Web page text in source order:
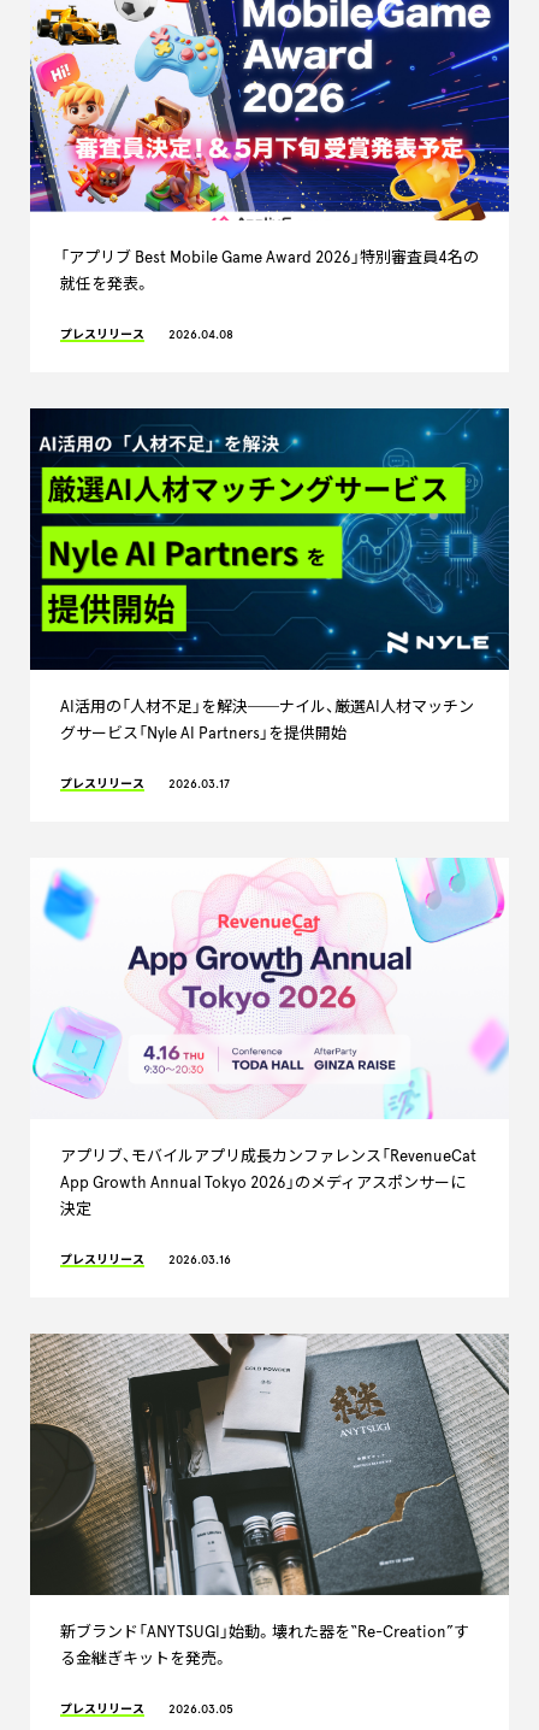
「アプリブ Best Mobile Game Award 2026」特別審査員4名の
就任を発表。
プレスリリース 2026.04.08
AI活用の「人材不足」を解決──ナイル、厳選AI人材マッチン
グサービス「Nyle AI Partners」を提供開始
プレスリリース 2026.03.17
アプリブ、モバイルアプリ成長カンファレンス「RevenueCat
App Growth Annual Tokyo 2026」のメディアスポンサーに
決定
プレスリリース 2026.03.16
新ブランド「ANYTSUGI」始動。壊れた器を“Re-Creation”す
る金継ぎキットを発売。
プレスリリース 2026.03.05